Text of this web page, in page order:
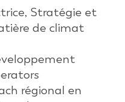
Stratégie et
de climat
régional en